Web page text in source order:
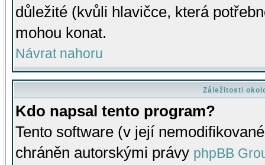
důležité (kvůli hlavičce, která
mohou konat.
Návrat nahoru
Záležitosti
Kdo napsal tento program?
Tento software (v její
chráněn autorskými právy phpBB